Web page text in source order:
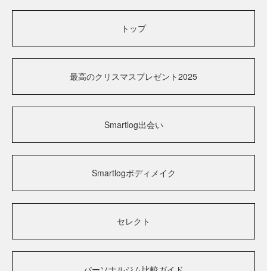
トップ
最高のクリスマスプレゼント2025
Smartlog出会い
Smartlogボディメイク
セレクト